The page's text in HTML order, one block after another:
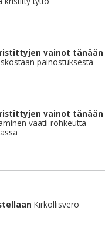
vainot tänään
painostuksesta
vainot tänään
vaatii rohkeutta
Kirkollisvero